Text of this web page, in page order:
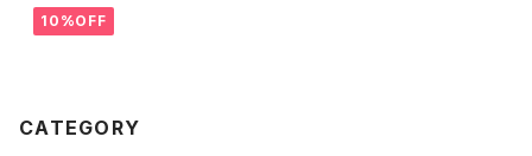
10%OFF
CATEGORY